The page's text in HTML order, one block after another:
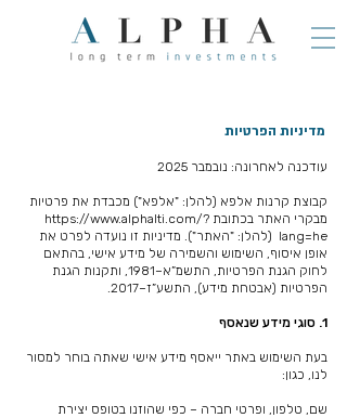
מדיניות הפרטיות
עודכנה לאחרונה: נובמבר 2025
קבוצת קרנות אלפא (להלן: "אלפא") מכבדת את פרטיות
מבקרי האתר בכתובת https://www.alphalti.com/?
lang=he (להלן: "האתר"). מדיניות זו נועדה לפרט את
אופן איסוף, השימוש והשמירה של מידע אישי, בהתאם
לחוק הגנת הפרטיות, התשמ”א–1981, ותקנות הגנת
הפרטיות (אבטחת מידע), התשע”ז–2017.
1. סוגי מידע שנאסף
בעת השימוש באתר ייאסף מידע אישי שאתה בוחר למסור
לנו, כגון:
שם, טלפון, ופרטי חברה – כפי שהוזנו בטופס יצירת